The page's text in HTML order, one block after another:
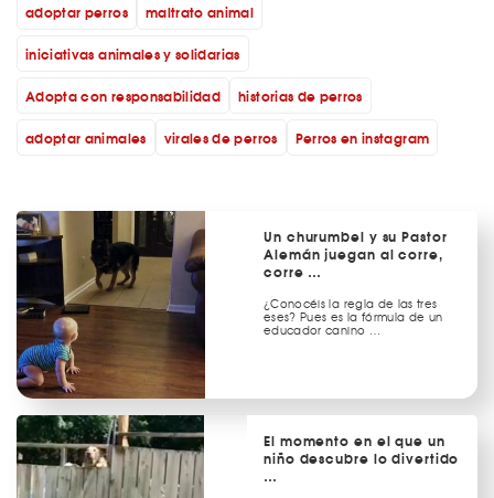
adoptar perros
maltrato animal
iniciativas animales y solidarias
Adopta con responsabilidad
historias de perros
adoptar animales
virales de perros Perros en instagram
Un churumbel y su Pastor
Alemán juegan al corre,
corre …
¿Conocéis la regla de las tres
eses? Pues es la fórmula de un
educador canino …
El momento en el que un
niño descubre lo divertido
…